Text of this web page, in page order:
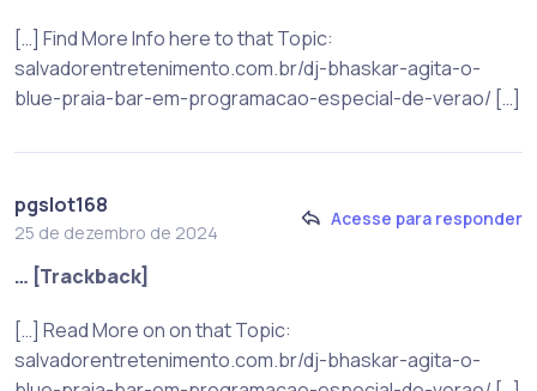
[…] Find More Info here to that Topic:
salvadorentretenimento.com.br/dj-bhaskar-agita-o-
blue-praia-bar-em-programacao-especial-de-verao/ […]
pgslot168
25 de dezembro de 2024
Acesse para responder
… [Trackback]
[…] Read More on on that Topic:
salvadorentretenimento.com.br/dj-bhaskar-agita-o-